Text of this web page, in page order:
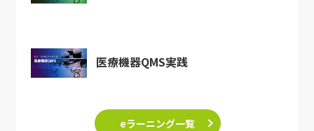
医療機器QMS実践
eラーニング一覧